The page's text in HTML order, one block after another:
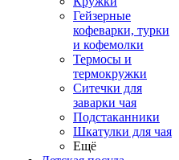
Гейзерные
кофеварки, турки
и кофемолки
Термосы и
термокружки
Ситечки для
заварки чая
Подстаканники
Шкатулки для чая
Ещё